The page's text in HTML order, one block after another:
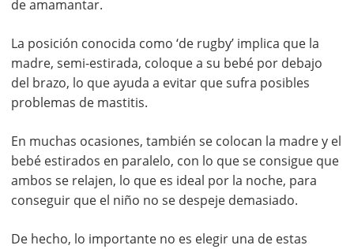
de amamantar.
La posición conocida como ‘de rugby’ implica que la
madre, semi-estirada, coloque a su bebé por debajo
del brazo, lo que ayuda a evitar que sufra posibles
problemas de mastitis.
En muchas ocasiones, también se colocan la madre y el
bebé estirados en paralelo, con lo que se consigue que
ambos se relajen, lo que es ideal por la noche, para
conseguir que el niño no se despeje demasiado.
De hecho, lo importante no es elegir una de estas